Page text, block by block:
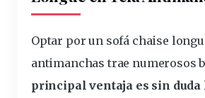
Optar por un sofá chaise
antimanchas trae numerosos
principal ventaja es sin